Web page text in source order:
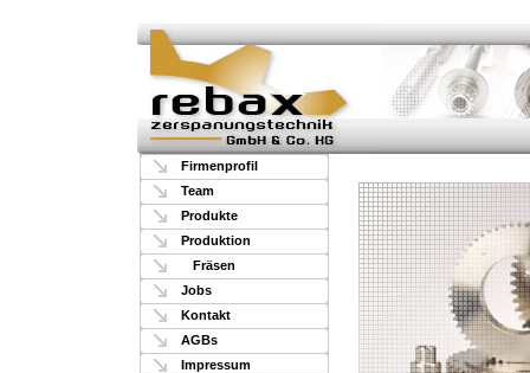
Firmenprofil
Team
Produkte
Produktion
Fräsen
Jobs
Kontakt
AGBs
Impressum